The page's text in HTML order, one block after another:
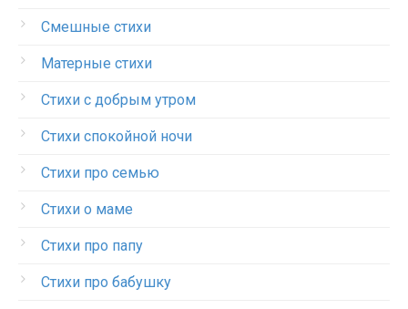
Смешные стихи
Матерные стихи
Стихи с добрым утром
Стихи спокойной ночи
Стихи про семью
Стихи о маме
Стихи про папу
Стихи про бабушку